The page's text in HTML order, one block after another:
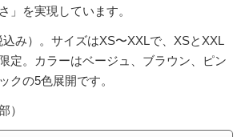
」を実現しています。
み）。サイズはXS〜XXLで、XSとXXL
定。カラーはベージュ、ブラウン、ピン
クの5色展開です。
）